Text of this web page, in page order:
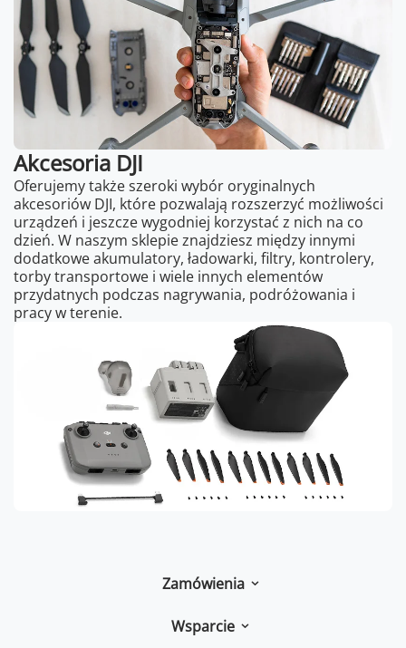
Akcesoria DJI
Oferujemy także szeroki wybór oryginalnych
akcesoriów DJI, które pozwalają rozszerzyć możliwości
urządzeń i jeszcze wygodniej korzystać z nich na co
dzień. W naszym sklepie znajdziesz między innymi
dodatkowe akumulatory, ładowarki, filtry, kontrolery,
torby transportowe i wiele innych elementów
przydatnych podczas nagrywania, podróżowania i
pracy w terenie.
Zamówienia
Wsparcie